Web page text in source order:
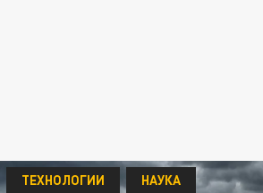
ТЕХНОЛОГИИ НАУКА